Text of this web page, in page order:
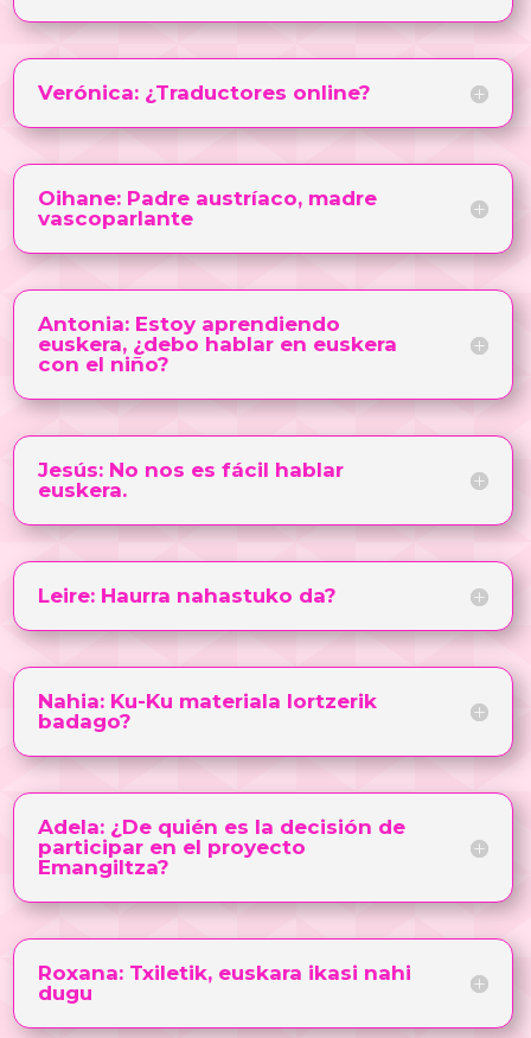
Verónica: ¿Traductores online?
Oihane: Padre austríaco, madre
vascoparlante
Antonia: Estoy aprendiendo
euskera, ¿debo hablar en euskera
con el niño?
Jesús: No nos es fácil hablar
euskera.
Leire: Haurra nahastuko da?
Nahia: Ku-Ku materiala lortzerik
badago?
Adela: ¿De quién es la decisión de
participar en el proyecto
Emangiltza?
Roxana: Txiletik, euskara ikasi nahi
dugu